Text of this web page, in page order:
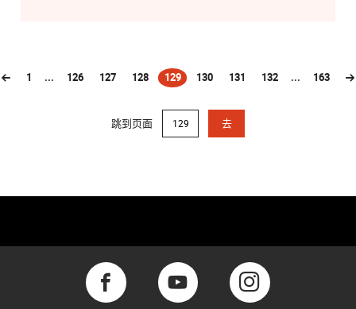
1 ... 126 127 128 129
(current)130 131 132 ... 163
跳到页面 去